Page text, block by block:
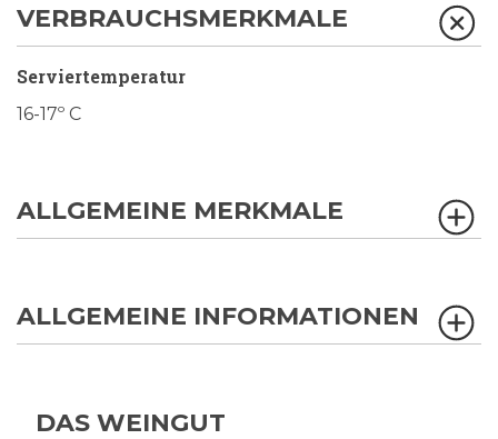
VERBRAUCHSMERKMALE
Serviertemperatur
16-17º C
ALLGEMEINE MERKMALE
ALLGEMEINE INFORMATIONEN
DAS WEINGUT